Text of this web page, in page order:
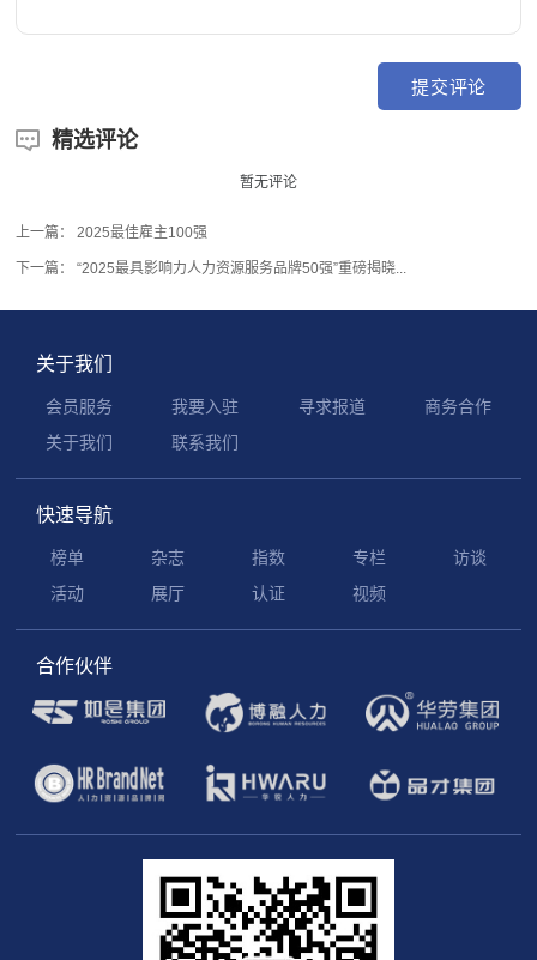
 精选评论
暂无评论
上一篇： 2025最佳雇主100强
下一篇：“2025最具影响力人力资源服务品牌50强”重磅揭晓...
关于我们
会员服务 我要入驻 寻求报道
商务合作
关于我们
联系我们
快速导航
榜单 杂志 指数 专栏
访谈
活动
展厅 认证 视频
合作伙伴